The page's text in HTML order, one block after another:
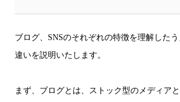
ブログ、SNSのそれぞれの特徴を理解した
違いを説明いたします。
まず、ブログとは、ストック型のメディア